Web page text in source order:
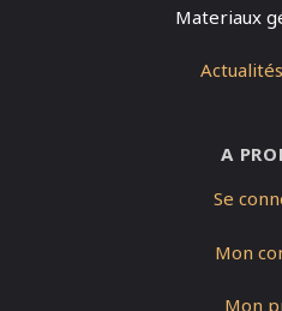
Materiaux
A
Se
Mon
Mon